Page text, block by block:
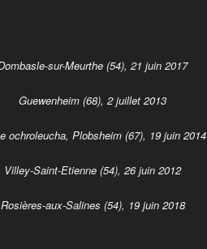
sur-Meurthe (54), 21 juin 2017
Guewenheim (68), 2 juillet 2013
ochroleucha, Plobsheim (67), 19 juin 2014
Villey-Saint-Etienne (54), 26 juin 2012
Rosières-aux-Salines (54), 19 juin 2018